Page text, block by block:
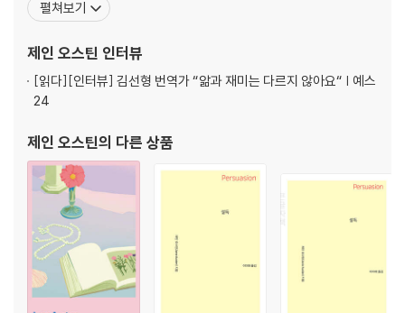
편소설 『레이디 수전』을 집필하면서 본격적으로 소설을 쓰기 시작했
설을 완성했는데, 1797년 이 소설은 개작
펼쳐보기
제인 오스틴 인터뷰
[읽다][인터뷰] 김선형 번역가 “앎과 재미는 다르지 않아요“ | 예스
24
제인 오스틴의 다른 상품